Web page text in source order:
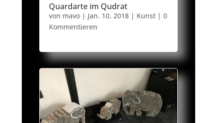
Quardarte im Qudrat
von mavo| Jan. 10, 2018| Kunst| 0
Kommentieren